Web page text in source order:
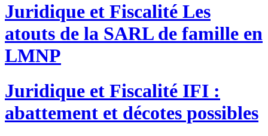
Juridique et Fiscalité Les
atouts de la SARL de famille en
LMNP
Juridique et Fiscalité IFI :
abattement et décotes possibles